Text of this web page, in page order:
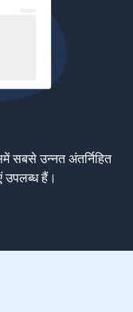
सबसे उन्नत अंतर्निहित
उपलब्ध हैं।